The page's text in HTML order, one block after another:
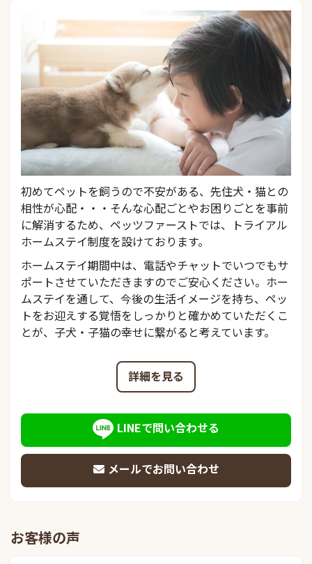
初めてペットを飼うので不安がある、先住犬・猫との
相性が心配・・・そんな心配ごとやお困りごとを事前
に解消するため、ペッツファーストでは、トライアル
ホームステイ制度を設けております。
ホームステイ期間中は、電話やチャットでいつでもサ
ポートさせていただきますのでご安心ください。ホー
ムステイを通して、今後の生活イメージを持ち、ペッ
トをお迎えする覚悟をしっかりと確かめていただくこ
とが、子犬・子猫の幸せに繋がると考えています。
詳細を見る
LINEで問い合わせる
メールでお問い合わせ
お客様の声